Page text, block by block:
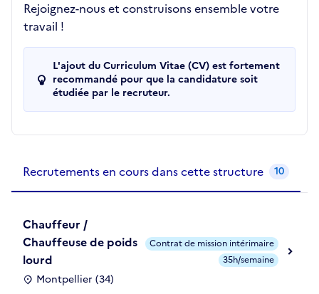
Rejoignez-nous et construisons ensemble votre
travail !
L'ajout du Curriculum Vitae (CV) est fortement
recommandé pour que la candidature soit
étudiée par le recruteur.
Recrutements en cours dans cette structure 10
Chauffeur /
Chauffeuse de poids
lourd
Montpellier (34)
Contrat de mission intérimaire
35h/semaine